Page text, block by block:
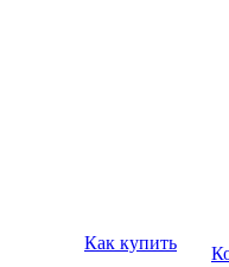
Как купить